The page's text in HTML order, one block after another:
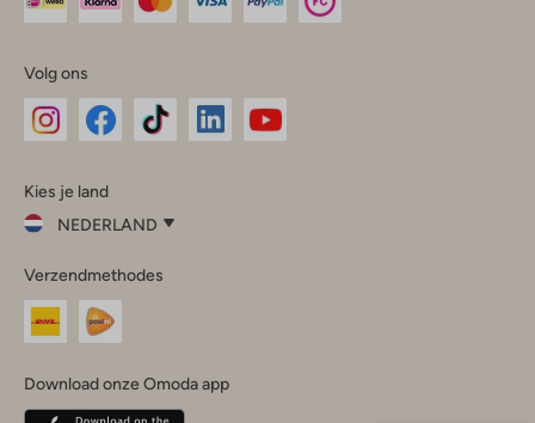
Volg ons
InstagramFacebook
Kies je land
NEDERLAND
je
land
Nederland
Belgique(Français)
Verzendmethodes
Download onze Omoda app